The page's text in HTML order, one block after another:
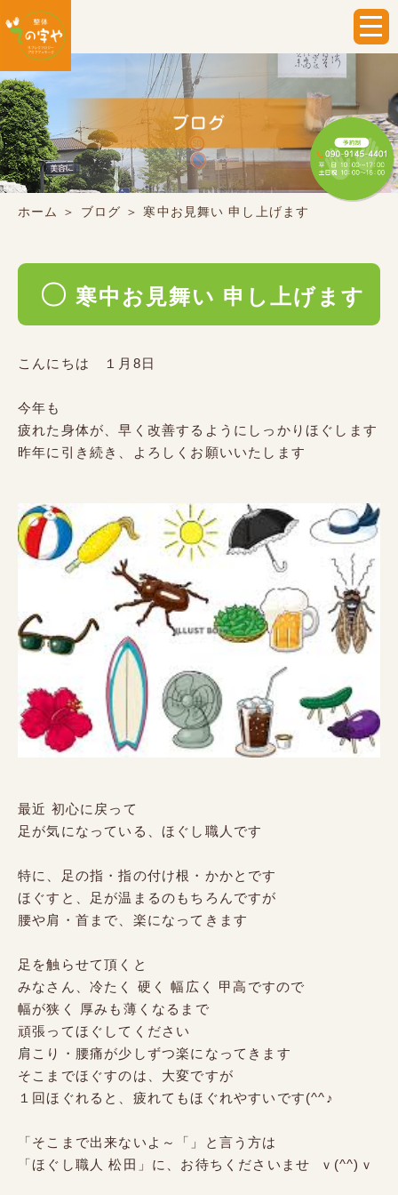
ホーム ＞ ブログ ＞ 寒中お見舞い 申し上げます
寒中お見舞い 申し上げます
こんにちは １月8日
今年も
疲れた身体が、早く改善するようにしっかりほぐします
昨年に引き続き、よろしくお願いいたします
最近 初心に戻って
足が気になっている、ほぐし職人です
特に、足の指・指の付け根・かかとです
ほぐすと、足が温まるのもちろんですが
腰や肩・首まで、楽になってきます
足を触らせて頂くと
みなさん、冷たく 硬く 幅広く 甲高ですので
幅が狭く 厚みも薄くなるまで
頑張ってほぐしてください
肩こり・腰痛が少しずつ楽になってきます
そこまでほぐすのは、大変ですが
１回ほぐれると、疲れてもほぐれやすいです(^^♪
「そこまで出来ないよ～「」と言う方は
「ほぐし職人 松田」に、お待ちくださいませ ｖ(^^)ｖ